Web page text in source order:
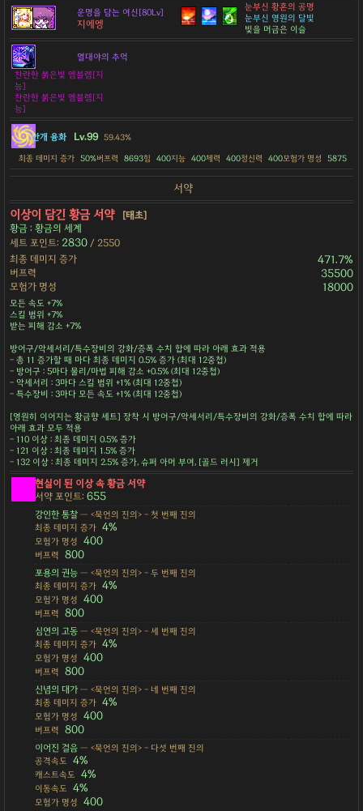
운명을 담는 여신[80Lv]
지에엥
눈부신 황혼의 공명
눈부신 영원의 달빛
빛을 머금은 이슬
열대야의 추억
찬란한 붉은빛 엠블렘[지
능]
찬란한 붉은빛 엠블렘[지
능]
안개 융화 Lv.99 59.43%
최종 데미지 증가 50%버프력 8693힘 400지능 400체력 400정신력 400모험가 명성 5875
서약
이상이 담긴 황금 서약
[태초]
황금 : 황금의 세계
세트 포인트: 2830 / 2550
최종 데미지 증가
471.7%
버프력 35500
모험가 명성 18000
모든 속도 +7%
스킬 범위 +7%
받는 피해 감소 +7%
방어구/악세서리/특수장비의 강화/증폭 수치 합에 따라 아래 효과 적용
- 총 11 증가할 때 마다 최종 데미지 0.5% 증가 (최대 12중첩)
- 방어구 : 5마다 물리/마법 피해 감소 +0.5% (최대 12중첩)
- 악세서리 : 3마다 스킬 범위 +1% (최대 12중첩)
- 특수장비 : 3마다 모든 속도 +1% (최대 12중첩)
[영원히 이어지는 황금향 세트] 장착 시 방어구/악세서리/특수장비의 강화/증폭 수치 합에 따라
아래 효과 모두 적용
- 110 이상 : 최종 데미지 0.5% 증가
- 121 이상 : 최종 데미지 1.5% 증가
- 132 이상 : 최종 데미지 2.5% 증가, 슈퍼 아머 부여, [골드 러시] 제거
현실이 된 이상 속 황금 서약
서약 포인트:655
강인한 통찰— <묵언의 진의> - 첫 번째 진의
최종 데미지 증가 4%
모험가 명성 400
버프력 800
포용의 권능— <묵언의 진의> - 두 번째 진의
최종 데미지 증가 4%
모험가 명성 400
버프력 800
심연의 고동— <묵언의 진의> - 세 번째 진의
최종 데미지 증가 4%
모험가 명성 400
버프력 800
신념의 대가— <묵언의 진의> - 네 번째 진의
최종 데미지 증가 4%
모험가 명성 400
버프력 800
이어진 걸음— <묵언의 진의> - 다섯 번째 진의
공격속도
4%
캐스트속도 4%
이동속도 4%
모험가 명성 400